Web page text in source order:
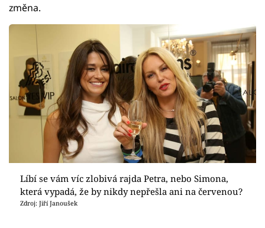
změna.
Líbí se vám víc zlobivá rajda Petra, nebo Simona,
která vypadá, že by nikdy nepřešla ani na červenou?
Zdroj: Jiří Janoušek